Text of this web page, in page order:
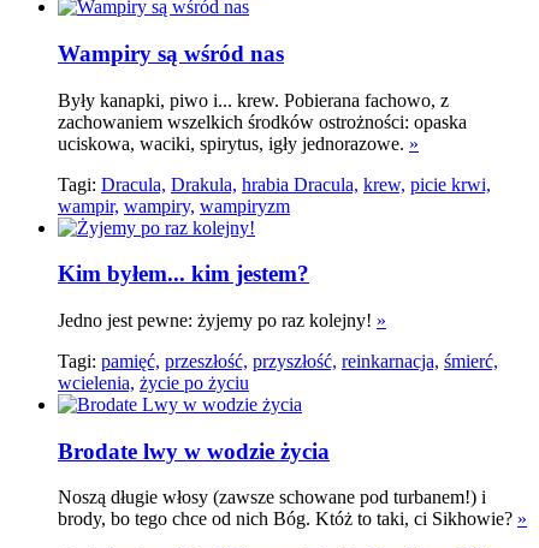
Wampiry są wśród nas
Były kanapki, piwo i... krew. Pobierana fachowo, z
zachowaniem wszelkich środków ostrożności: opaska
uciskowa, waciki, spirytus, igły jednorazowe. »
Tagi: Dracula, Drakula, hrabia Dracula, krew, picie krwi,
wampir, wampiry, wampiryzm
Kim byłem... kim jestem?
Jedno jest pewne: żyjemy po raz kolejny! »
Tagi: pamięć, przeszłość, przyszłość, reinkarnacja, śmierć,
wcielenia, życie po życiu
Brodate lwy w wodzie życia
Noszą długie włosy (zawsze schowane pod turbanem!) i
brody, bo tego chce od nich Bóg. Któż to taki, ci Sikhowie? »